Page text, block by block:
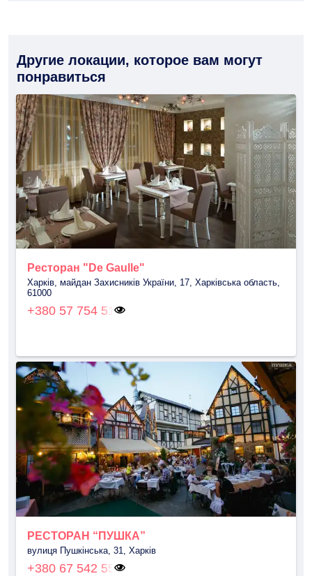
Другие локации, которое вам могут
понравиться
Ресторан "De Gaulle"
Харків, майдан Захисників України, 17, Харківська область,
61000
+380 57 754 51
РЕСТОРАН “ПУШКА”
вулиця Пушкінська, 31, Харків
+380 67 542 55